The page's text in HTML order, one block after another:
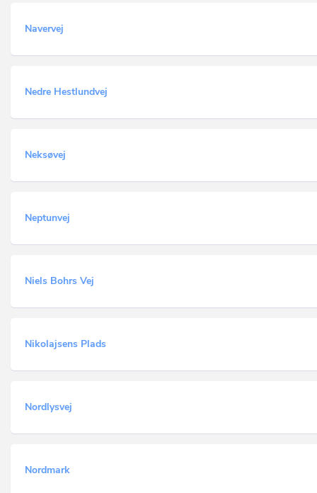
Navervej
Nedre Hestlundvej
Neksøvej
Neptunvej
Niels Bohrs Vej
Nikolajsens Plads
Nordlysvej
Nordmark